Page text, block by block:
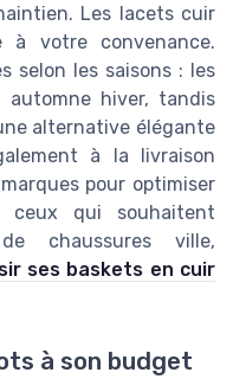
Les lacets cuir
à votre convenance.
selon les saisons : les
automne hiver, tandis
alternative élégante
à la livraison
pour optimiser
ceux qui souhaitent
chaussures ville,
ses baskets en cuir
à son budget